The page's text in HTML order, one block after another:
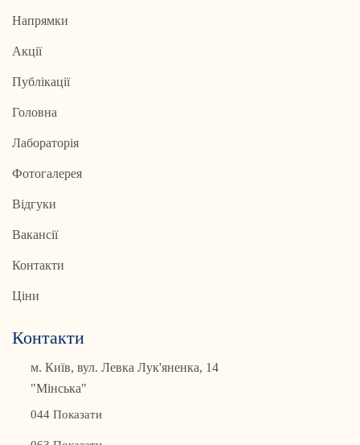
Напрямки
Акції
Публікації
Головна
Лабораторія
Фотогалерея
Відгуки
Вакансії
Контакти
Ціни
Контакти
м. Київ, вул. Левка Лук'яненка, 14
"Мінська"
044 Показати